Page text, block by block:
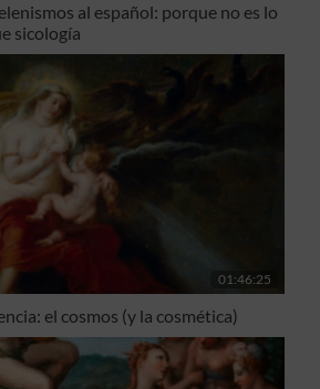
al español: porque no es lo
sicología
01:46:25
el cosmos (y la cosmética)